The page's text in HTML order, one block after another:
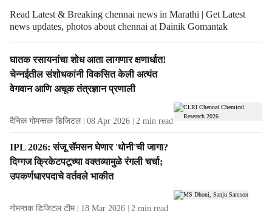
Read Latest & Breaking chennai news in Marathi | Get Latest
news updates, photos about chennai at Dainik Gomantak
T
a
g
s
l
t
s
घातक रसायनांचा शोध आता लागणार क्षणार्धात!
चेन्नईतील संशोधकांनी विकसित केली अत्यंत
वेगवान आणि अचूक तंत्रज्ञान प्रणाली
दैनिक गोमन्तक डिजिटल 08 Apr 2026 2 min read
IPL 2026: संजू सॅमसन घेणार 'धोनी'ची जागा?
दिग्गज क्रिकेटपटूच्या वक्तव्यामुळे रंगली चर्चा;
उपकर्णधारपदाचे वर्तवले भाकीत
गोमन्तक डिजिटल टीम 18 Mar 2026 2 min read